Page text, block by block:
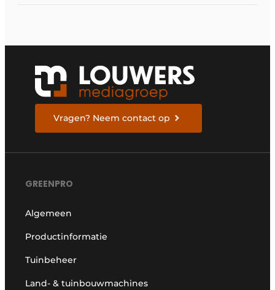
Vragen? Neem contact op
GREENPRO
Algemeen
Productinformatie
Tuinbeheer
Land- & tuinbouwmachines